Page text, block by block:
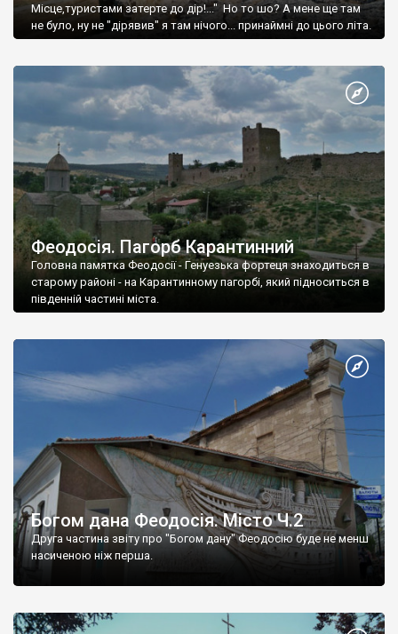
Місце,туристами затерте до дір!..." Но то шо? А мене ще там
не було, ну не "дірявив" я там нічого... принаймні до цього літа.
Феодосія. Пагорб Карантинний
Головна памятка Феодосії - Генуезька фортеця знаходиться в
старому районі - на Карантинному пагорбі, який підноситься в
південній частині міста.
Богом дана Феодосія. Місто Ч.2
Друга частина звіту про "Богом дану" Феодосію буде не менш
насиченою ніж перша.